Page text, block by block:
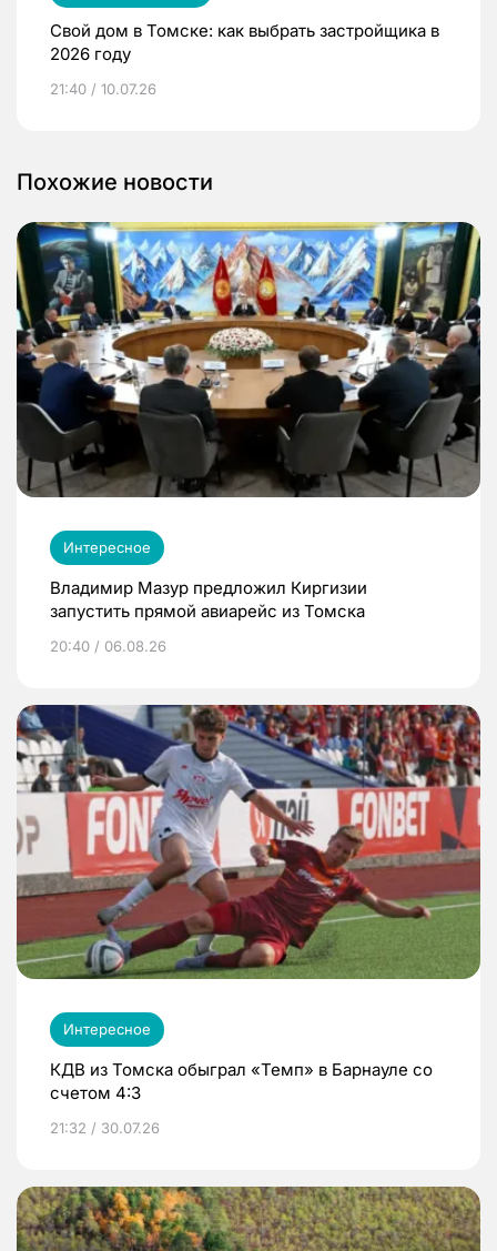
Свой дом в Томске: как выбрать застройщика в
2026 году
21:40 / 10.07.26
Похожие новости
Интересное
Владимир Мазур предложил Киргизии
запустить прямой авиарейс из Томска
20:40 / 06.08.26
Интересное
КДВ из Томска обыграл «Темп» в Барнауле со
счетом 4:3
21:32 / 30.07.26